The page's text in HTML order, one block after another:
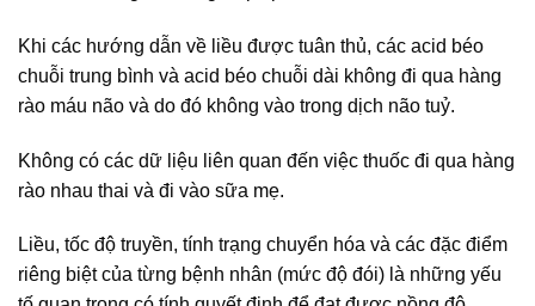
Khi các hướng dẫn về liều được tuân thủ, các acid béo
chuỗi trung bình và acid béo chuỗi dài không đi qua hàng
rào máu não và do đó không vào trong dịch não tuỷ.
Không có các dữ liệu liên quan đến việc thuốc đi qua hàng
rào nhau thai và đi vào sữa mẹ.
Liều, tốc độ truyền, tính trạng chuyển hóa và các đặc điểm
riêng biệt của từng bệnh nhân (mức độ đói) là những yếu